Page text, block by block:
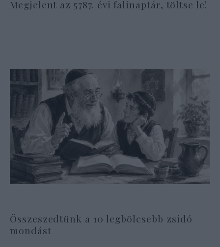
Megjelent az 5787. évi falinaptár, töltse le!
Összeszedtünk a 10 legbölcsebb zsidó
mondást